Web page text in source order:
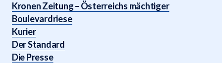
Kronen Zeitung – Österreichs mächtiger
Boulevardriese
Kurier
Der Standard
Die Presse